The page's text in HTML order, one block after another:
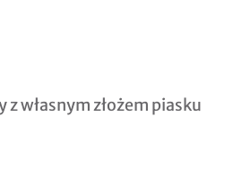
z własnym złożem piasku